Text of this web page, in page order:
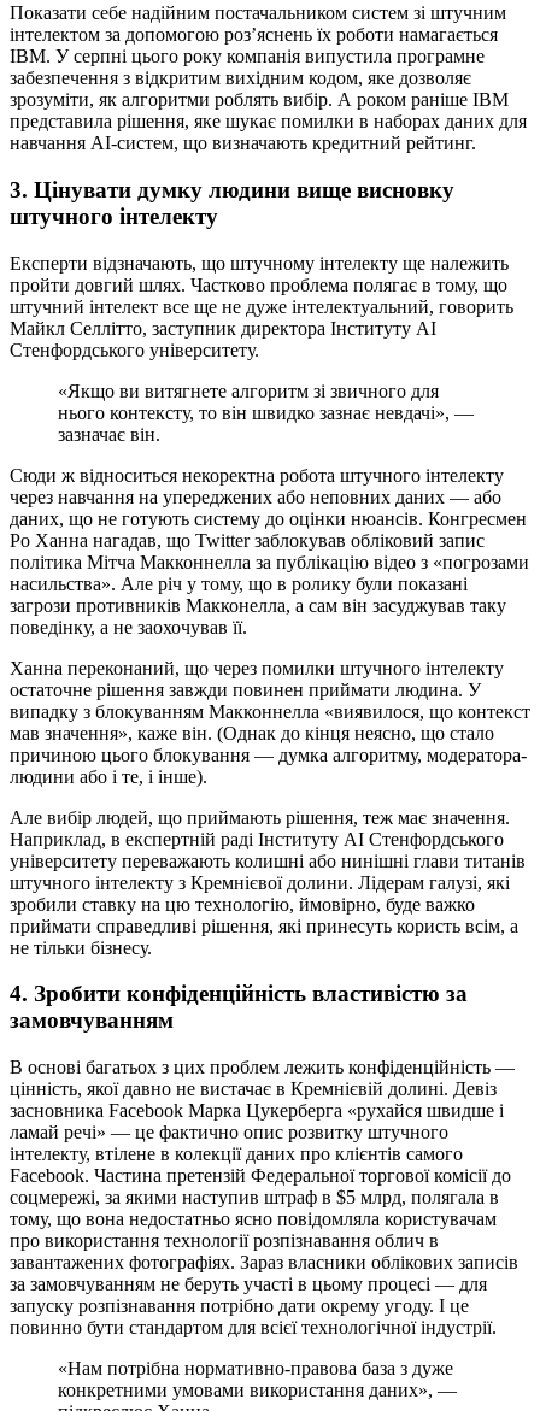
Показати себе надійним постачальником систем зі штучним
інтелектом за допомогою роз’яснень їх роботи намагається
IBM. У серпні цього року компанія випустила програмне
забезпечення з відкритим вихідним кодом, яке дозволяє
зрозуміти, як алгоритми роблять вибір. А роком раніше IBM
представила рішення, яке шукає помилки в наборах даних для
навчання AI-систем, що визначають кредитний рейтинг.
3. Цінувати думку людини вище висновку
штучного інтелекту
Експерти відзначають, що штучному інтелекту ще належить
пройти довгий шлях. Частково проблема полягає в тому, що
штучний інтелект все ще не дуже інтелектуальний, говорить
Майкл Селлітто, заступник директора Інституту AI
Стенфордського університету.
«Якщо ви витягнете алгоритм зі звичного для
нього контексту, то він швидко зазнає невдачі», —
зазначає він.
Сюди ж відноситься некоректна робота штучного інтелекту
через навчання на упереджених або неповних даних — або
даних, що не готують систему до оцінки нюансів. Конгресмен
Ро Ханна нагадав, що Twitter заблокував обліковий запис
політика Мітча Макконнелла за публікацію відео з «погрозами
насильства». Але річ у тому, що в ролику були показані
загрози противників Макконелла, а сам він засуджував таку
поведінку, а не заохочував її.
Ханна переконаний, що через помилки штучного інтелекту
остаточне рішення завжди повинен приймати людина. У
випадку з блокуванням Макконнелла «виявилося, що контекст
мав значення», каже він. (Однак до кінця неясно, що стало
причиною цього блокування — думка алгоритму, модератора-
людини або і те, і інше).
Але вибір людей, що приймають рішення, теж має значення.
Наприклад, в експертній раді Інституту AI Стенфордського
університету переважають колишні або нинішні глави титанів
штучного інтелекту з Кремнієвої долини. Лідерам галузі, які
зробили ставку на цю технологію, ймовірно, буде важко
приймати справедливі рішення, які принесуть користь всім, а
не тільки бізнесу.
4. Зробити конфіденційність властивістю за
замовчуванням
В основі багатьох з цих проблем лежить конфіденційність —
цінність, якої давно не вистачає в Кремнієвій долині. Девіз
засновника Facebook Марка Цукерберга «рухайся швидше і
ламай речі» — це фактично опис розвитку штучного
інтелекту, втілене в колекції даних про клієнтів самого
Facebook. Частина претензій Федеральної торгової комісії до
соцмережі, за якими наступив штраф в $5 млрд, полягала в
тому, що вона недостатньо ясно повідомляла користувачам
про використання технології розпізнавання облич в
завантажених фотографіях. Зараз власники облікових записів
за замовчуванням не беруть участі в цьому процесі — для
запуску розпізнавання потрібно дати окрему угоду. І це
повинно бути стандартом для всієї технологічної індустрії.
«Нам потрібна нормативно-правова база з дуже
конкретними умовами використання даних», —